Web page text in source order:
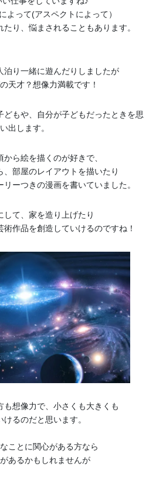
よって(アスペクトによって）
り、悩まされることもあります。
泊り一緒に遊んだりしましたが
天才？想像力満載です！
どもや、自分が子どもだったときを思
い出します。
ら絵を描くのが好きで、
、部屋のレイアウトを描いたり
ーつきの漫画を書いていました。
して、家を造り上げたり
作品を創造していけるのですね！
も想像力で、小さくも大きくも
けるのだと思います。
ことに関心がある方なら
あるかもしれませんが